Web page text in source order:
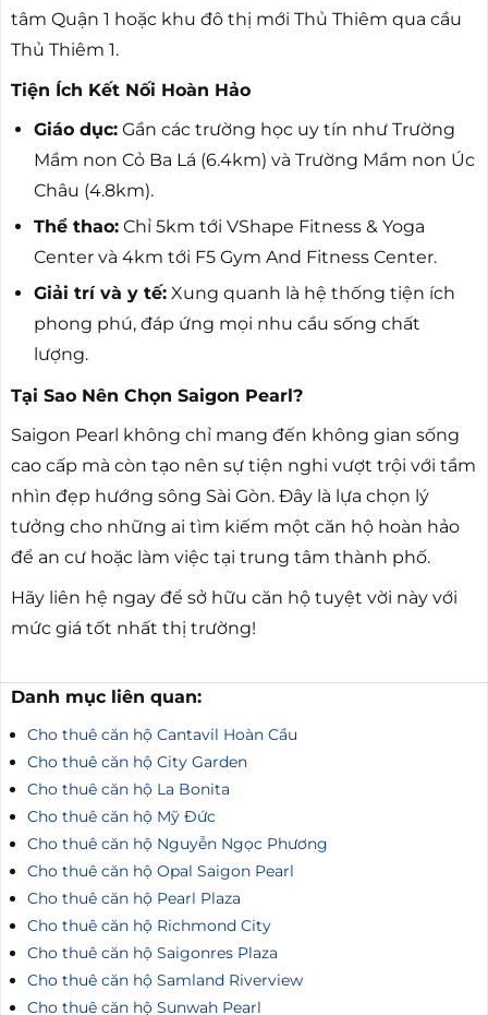
tâm Quận 1 hoặc khu đô thị mới Thủ Thiêm qua cầu
Thủ Thiêm 1.
Tiện Ích Kết Nối Hoàn Hảo
Giáo dục:Gần các trường học uy tín như Trường
Mầm non Cỏ Ba Lá (6.4km) và Trường Mầm non Úc
Châu (4.8km).
Thể thao:Chỉ 5km tới VShape Fitness & Yoga
Center và 4km tới F5 Gym And Fitness Center.
Giải trí và y tế:Xung quanh là hệ thống tiện ích
phong phú, đáp ứng mọi nhu cầu sống chất
lượng.
Tại Sao Nên Chọn Saigon Pearl?
Saigon Pearl không chỉ mang đến không gian sống
cao cấp mà còn tạo nên sự tiện nghi vượt trội với tầm
nhìn đẹp hướng sông Sài Gòn. Đây là lựa chọn lý
tưởng cho những ai tìm kiếm một căn hộ hoàn hảo
để an cư hoặc làm việc tại trung tâm thành phố.
Hãy liên hệ ngay để sở hữu căn hộ tuyệt vời này với
mức giá tốt nhất thị trường!
Danh mục liên quan:
Cho thuê căn hộ Cantavil Hoàn Cầu
Cho thuê căn hộ City Garden
Cho thuê căn hộ La Bonita
Cho thuê căn hộ Mỹ Đức
Cho thuê căn hộ Nguyễn Ngọc Phương
Cho thuê căn hộ Opal Saigon Pearl
Cho thuê căn hộ Pearl Plaza
Cho thuê căn hộ Richmond City
Cho thuê căn hộ Saigonres Plaza
Cho thuê căn hộ Samland Riverview
Cho thuê căn hộ Sunwah Pearl